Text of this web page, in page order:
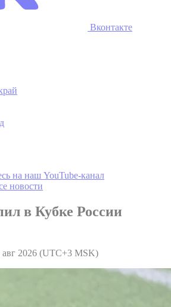
Вконтакте
на наш YouTube-канал
новости
в Кубке России
2026 (UTC+3 MSK)